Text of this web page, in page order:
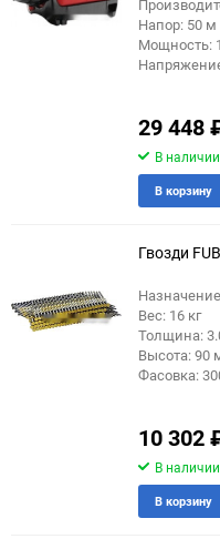
Напор: 50 м
Мощность:
29 448
В наличии
В корзину
Гвозди
Вес: 16 кг
Толщина:
Высота: 90
Фасовка:
10 302
В наличии
В корзину